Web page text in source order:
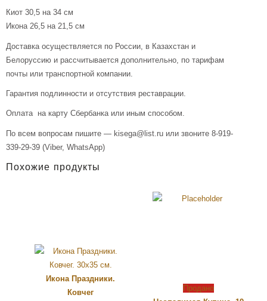
Киот 30,5 на 34 см
Икона 26,5 на 21,5 см
Доставка осуществляется по России, в Казахстан и
Белоруссию и рассчитывается дополнительно, по тарифам
почты или транспортной компании.
Гарантия подлинности и отсутствия реставрации.
Оплата на карту Сбербанка или иным способом.
По всем вопросам пишите — kisega@list.ru или звоните 8-919-
339-29-39 (Viber, WhatsApp)
Похожие продукты
Икона Праздники.
Ковчег
Продано